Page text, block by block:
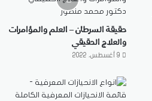
حقيقة السرطان – العلم والمؤامرات
والعلاج الحقيقي
9 أغسطس، 2022